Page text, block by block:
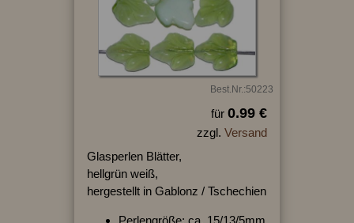
Best.Nr.:50223
für 0.99 €
zzgl. Versand
Glasperlen Blätter,
hellgrün weiß,
hergestellt in Gablonz / Tschechien